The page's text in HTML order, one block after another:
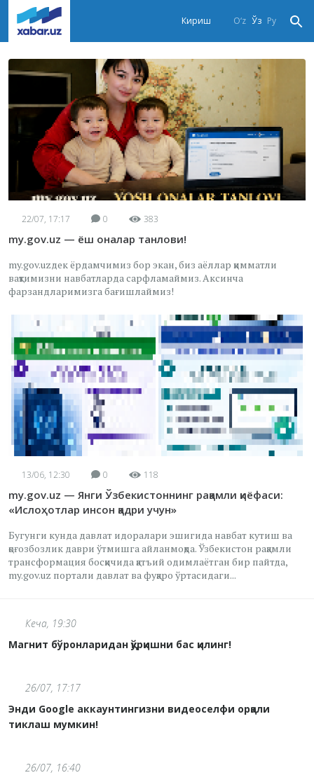
O‘z Ўз Ру
Кириш
22/07, 17:17 0 383
my.gov.uz — ёш оналар танлови!
my.gov.uzдек ёрдамчимиз бор экан, биз аёллар қимматли
вақтимизни навбатларда сарфламаймиз. Аксинча
фарзандларимизга бағишлаймиз!
13/06, 12:30 0 118
my.gov.uz — Янги Ўзбекистоннинг рақамли қиёфаси:
«Ислоҳотлар инсон қадри учун»
Бугунги кунда давлат идоралари эшигида навбат кутиш ва
қоғозбозлик даври ўтмишга айланмоқда. Ўзбекистон рақамли
трансформация босқичида қатъий одимлаётган бир пайтда,
my.gov.uz портали давлат ва фуқаро ўртасидаги...
Кеча, 19:30
Магнит бўронларидан қўрқишни бас қилинг!
26/07, 17:17
Энди Google аккаунтингизни видеоселфи орқали
тиклаш мумкин!
26/07, 16:40